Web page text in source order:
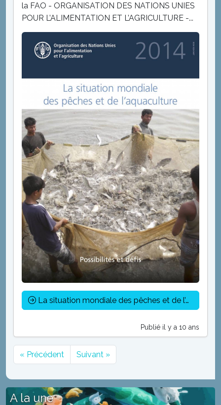
A la une
la FAO - ORGANISATION DES NATIONS UNIES
POUR L’ALIMENTATION ET L’AGRICULTURE -...
La situation mondiale des pêches et de l’aquaculture
Publié il y a 10 ans
« Précédent Suivant »